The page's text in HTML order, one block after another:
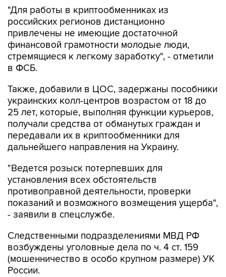
"Для работы в криптообменниках из
российских регионов дистанционно
привлечены не имеющие достаточной
финансовой грамотности молодые люди,
стремящиеся к легкому заработку", - отметили
в ФСБ.
Также, добавили в ЦОС, задержаны пособники
украинских колл-центров возрастом от 18 до
25 лет, которые, выполняя функции курьеров,
получали средства от обманутых граждан и
передавали их в криптообменники для
дальнейшего направления на Украину.
"Ведется розыск потерпевших для
установления всех обстоятельств
противоправной деятельности, проверки
показаний и возможного возмещения ущерба",
- заявили в спецслужбе.
Следственными подразделениями МВД РФ
возбуждены уголовные дела по ч. 4 ст. 159
(мошенничество в особо крупном размере) УК
России.